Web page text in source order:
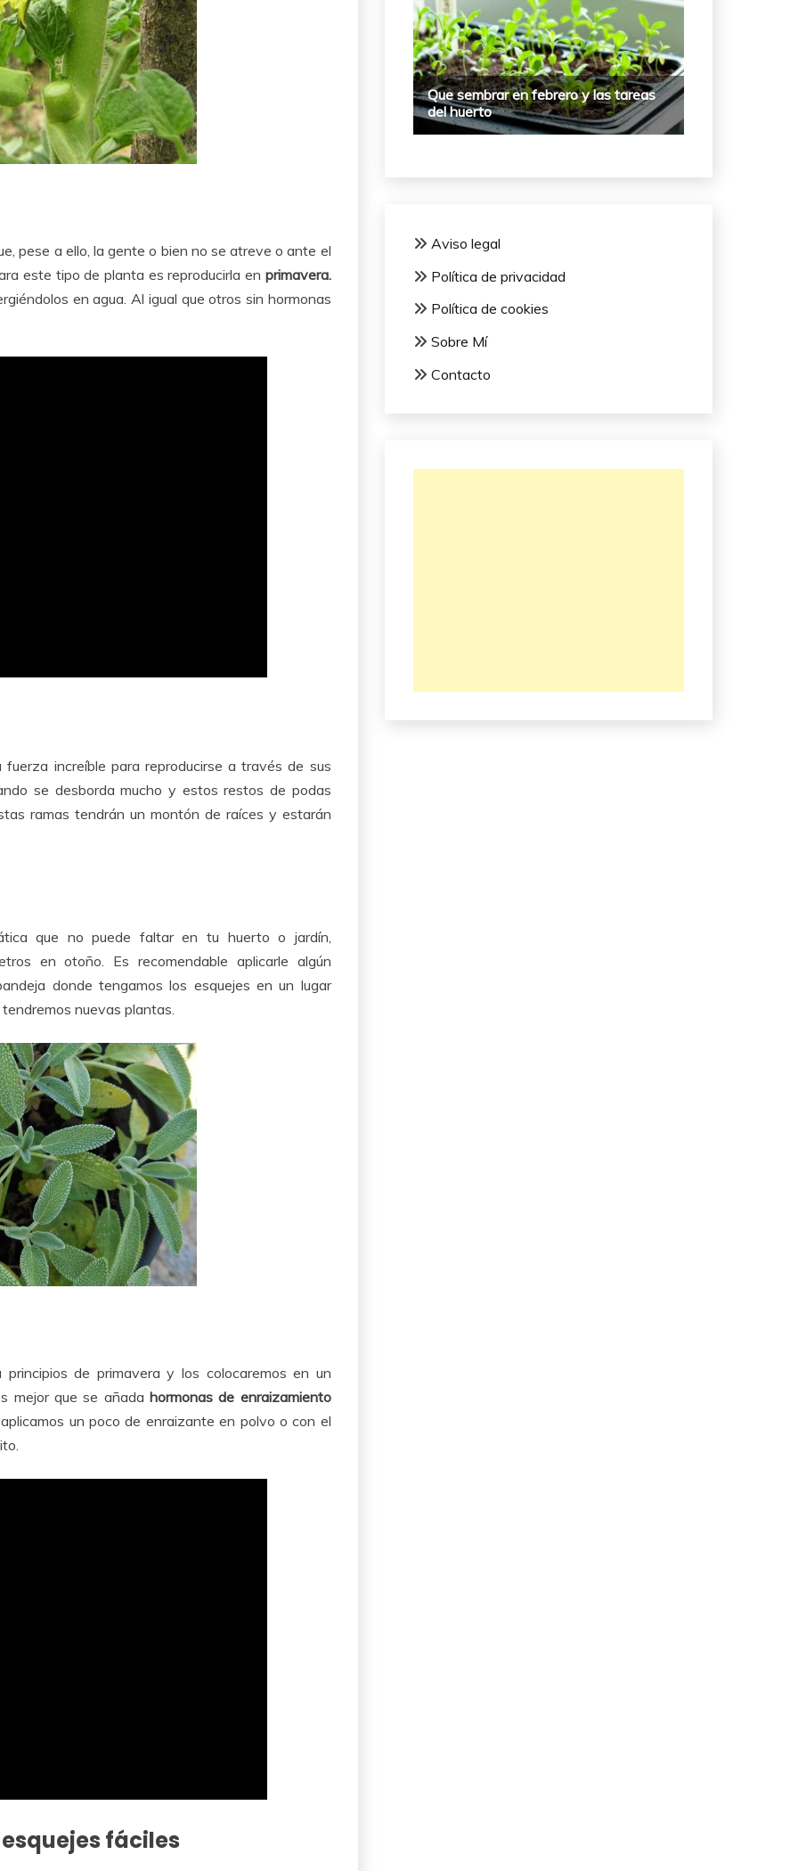
pese a ello, la gente o bien no se atreve o ante el
este tipo de planta es reproducirla en primavera.
en agua. Al igual que otros sin hormonas
increíble para reproducirse a través de sus
se desborda mucho y estos restos de podas
ramas tendrán un montón de raíces y estarán
que no puede faltar en tu huerto o jardín,
en otoño. Es recomendable aplicarle algún
donde tengamos los esquejes en un lugar
nuevas plantas.
de primavera y los colocaremos en un
mejor que se añada hormonas de enraizamiento
un poco de enraizante en polvo o con el
fáciles
Aviso legal
Política de privacidad
Política de cookies
Sobre Mí
Contacto